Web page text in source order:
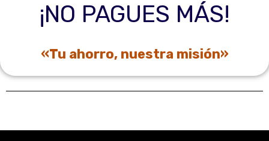
¡NO PAGUES MÁS!
«Tu ahorro, nuestra misión»